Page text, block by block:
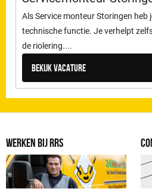
Als Service monteur Storingen heb
technische functie. Je verhelpt
de riolering....
Bekijk vacature
WERKEN BIJ RRS